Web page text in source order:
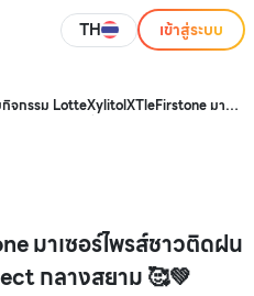
TH เข้าสู่ระบบ
จกรรม LotteXylitolXTleFirstone มา
มาเซอร์ไพรส์ชาวติดฝน
กลางสยาม 🥰💚